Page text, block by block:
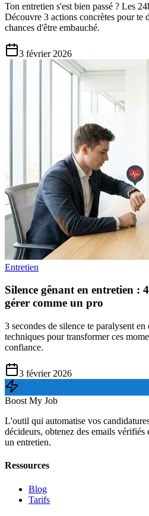
Ton entretien s'est bien passé ? Les
Découvre 3 actions concrètes pour te
chances d'être embauché.
3 février 2026
Entretien
Silence gênant en entretien :
gérer comme un pro
3 secondes de silence te paralysent
techniques pour transformer ces
confiance.
3 février 2026
Boost My Job
L'outil qui automatise vos
décideurs, obtenez des emails vérifiés
un entretien.
Ressources
Blog
Tarifs